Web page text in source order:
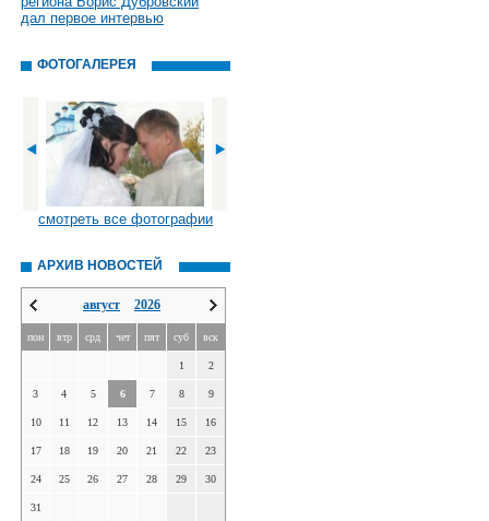
дал первое интервью
ФОТОГАЛЕРЕЯ
смотреть все фотографии
АРХИВ НОВОСТЕЙ
август 2026
пон втр срд чет пят суб вск
1 2
3 4 5 6 7 8 9
10 11 12 13 14 15 16
17 18 19 20 21 22 23
24 25 26 27 28 29 30
31